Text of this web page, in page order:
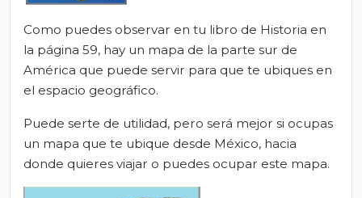
Como puedes observar en tu libro de Historia en
la página 59, hay un mapa de la parte sur de
América que puede servir para que te ubiques en
el espacio geográfico.
Puede serte de utilidad, pero será mejor si ocupas
un mapa que te ubique desde México, hacia
donde quieres viajar o puedes ocupar este mapa.